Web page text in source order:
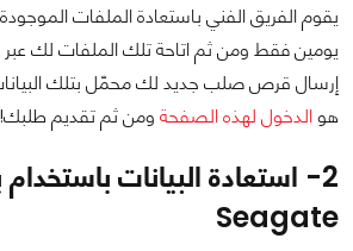
يقوم الفريق الفني باستعادة الملفات
يومين فقط ومن ثم اتاحة تلك الملفات لك عبر
إرسال قرص صلب جديد لك محمّل بتلك
هوالدخول لهذه الصفحة ومن ثم تقديم طلبك!
2- استعادة البيانات
Seagate